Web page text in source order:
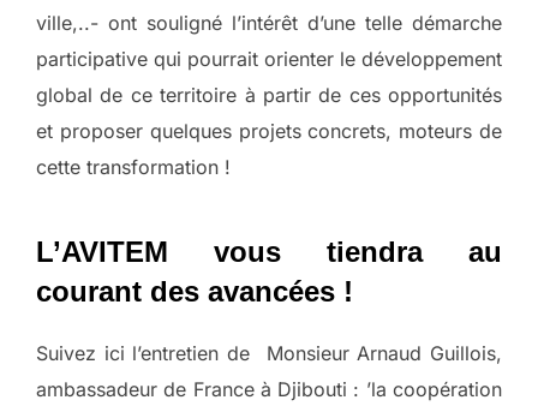
ville,..- ont souligné l’intérêt d’une telle démarche
participative qui pourrait orienter le développement
global de ce territoire à partir de ces opportunités
et proposer quelques projets concrets, moteurs de
cette transformation !
L’AVITEM vous tiendra au
courant des avancées !
Suivez ici l’entretien de Monsieur Arnaud Guillois,
ambassadeur de France à Djibouti : ’la coopération